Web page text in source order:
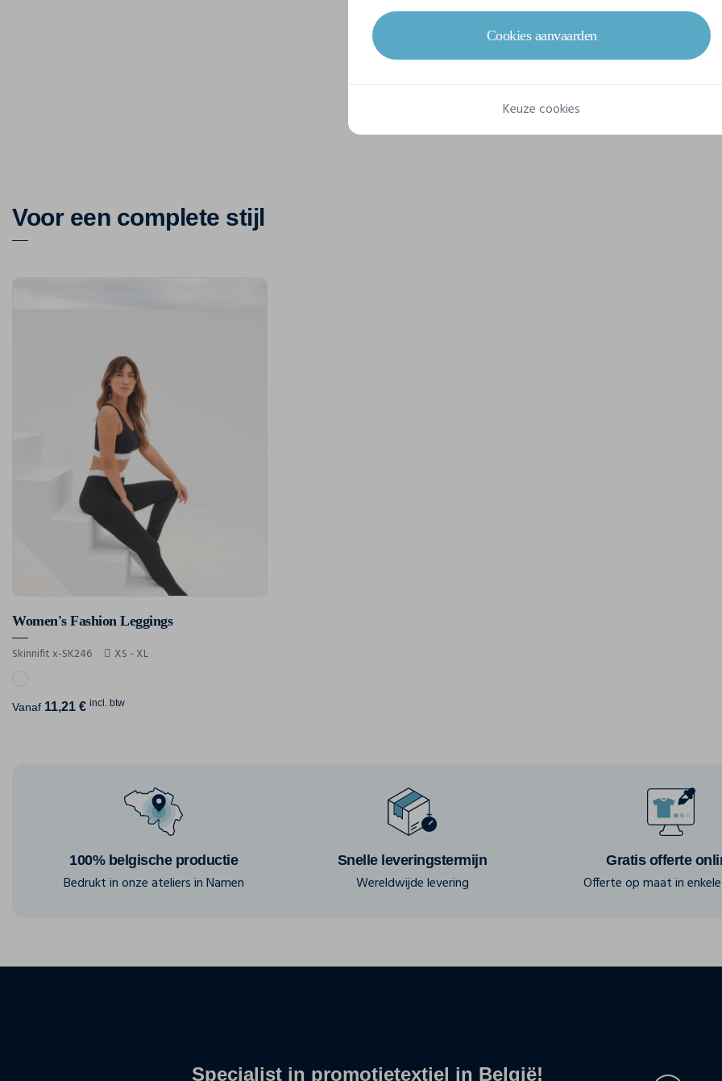
Samenstelling
88% polyester / 12% élasthanne (Jacquard Bande: 90%
polyester / 10% élasthanne)
Voor een complete stijl
Women's Fashion Leggings
Skinnifit x-SK246 XS - XL
Vanaf 11,21 € incl. btw
100% belgische productie
Bedrukt in onze ateliers in Namen
Snelle leveringstermijn
Wereldwijde levering
Gratis offerte
Offerte op maat in
Specialist in promotietextiel in België!
Cookies aanvaarden
Keuze cookies